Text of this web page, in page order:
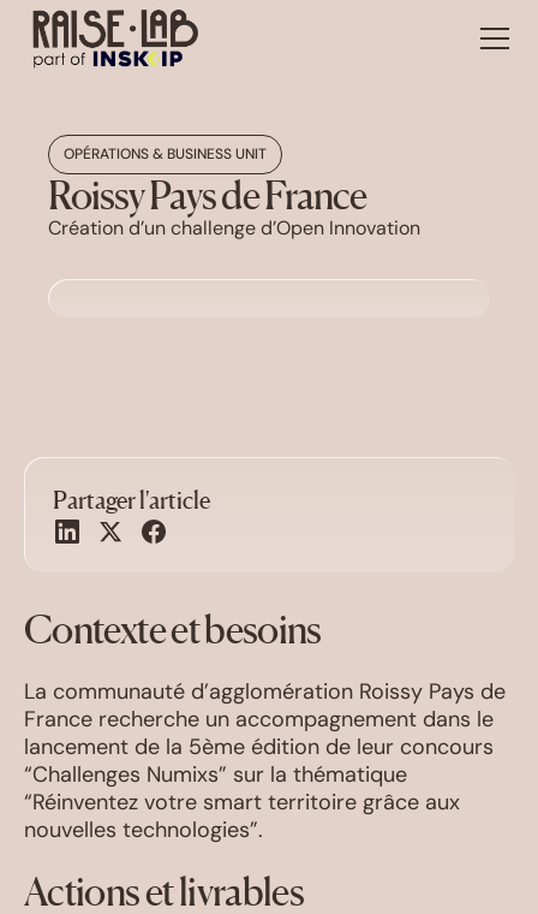
OPÉRATIONS & BUSINESS UNIT
Roissy Pays de France
Création d’un challenge d’Open Innovation
Partager l'article
Contexte et besoins
La communauté d’agglomération Roissy Pays de
France recherche un accompagnement dans le
lancement de la 5ème édition de leur concours
“Challenges Numixs” sur la thématique
“Réinventez votre smart territoire grâce aux
nouvelles technologies”.
Actions et livrables